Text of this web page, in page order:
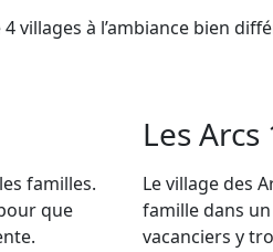
villages à l’ambiance bien
familles.
que
Les Arcs
Le village des
famille dans
vacanciers y